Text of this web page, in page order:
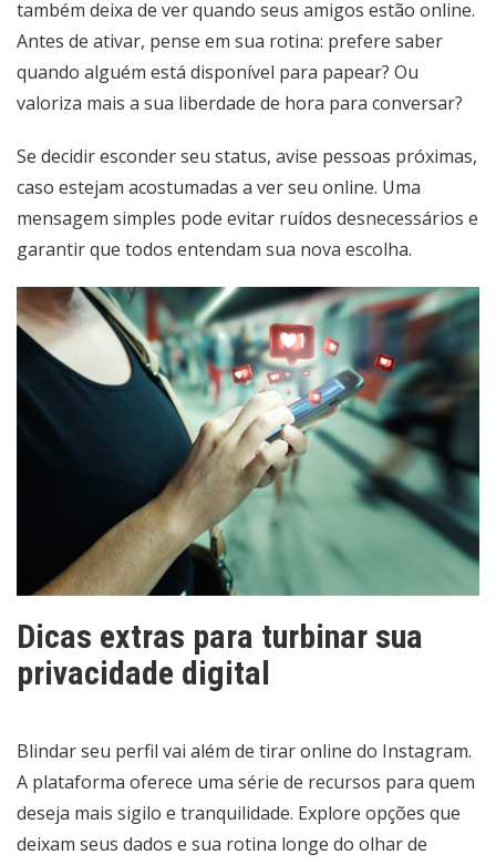
também deixa de ver quando seus amigos estão online.
Antes de ativar, pense em sua rotina: prefere saber
quando alguém está disponível para papear? Ou
valoriza mais a sua liberdade de hora para conversar?
Se decidir esconder seu status, avise pessoas próximas,
caso estejam acostumadas a ver seu online. Uma
mensagem simples pode evitar ruídos desnecessários e
garantir que todos entendam sua nova escolha.
Dicas extras para turbinar sua
privacidade digital
Blindar seu perfil vai além de tirar online do Instagram.
A plataforma oferece uma série de recursos para quem
deseja mais sigilo e tranquilidade. Explore opções que
deixam seus dados e sua rotina longe do olhar de